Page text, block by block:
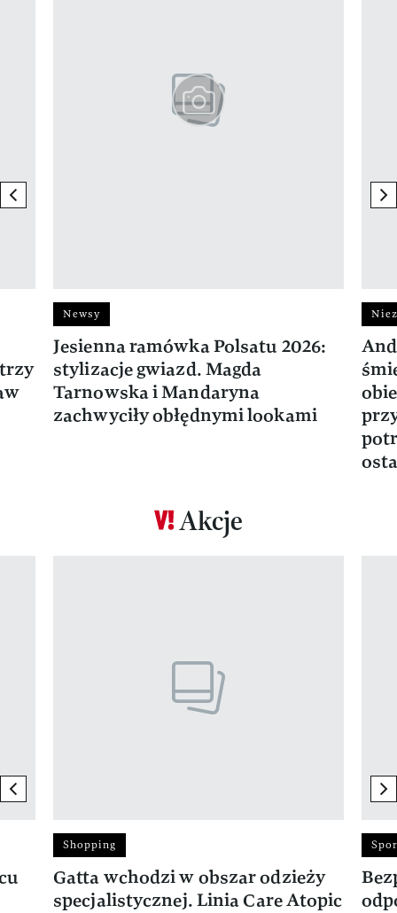
previous element
Newsy
Jesienna ramówka Polsatu 2026:
stylizacje gwiazd. Magda
Tarnowska i Mandaryna
zachwyciły obłędnymi lookami
Akcje
previous element
Shopping
Gatta wchodzi w obszar odzieży
specjalistycznej. Linia Care Atopic